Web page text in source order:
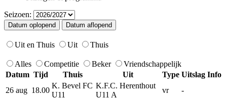
Seizoen:
Uit en Thuis Uit Thuis
Alles Competitie Beker
Vriendschappelijk
Datum Tijd Thuis Uit Type Uitslag Info
26 aug 18.00
K. Bevel FC
U11
K.F.C. Herenthout
U11 A
vr -